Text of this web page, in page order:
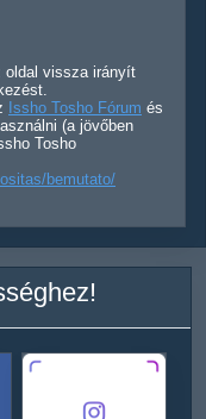
oldal vissza irányít
Issho Tosho Fórum és
(a jövőben
Tosho
bemutato/